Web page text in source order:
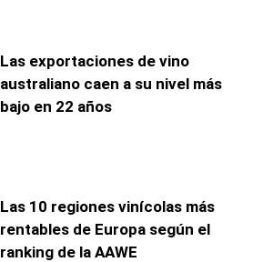
Las exportaciones de vino
australiano caen a su nivel más
bajo en 22 años
Las 10 regiones vinícolas más
rentables de Europa según el
ranking de la AAWE